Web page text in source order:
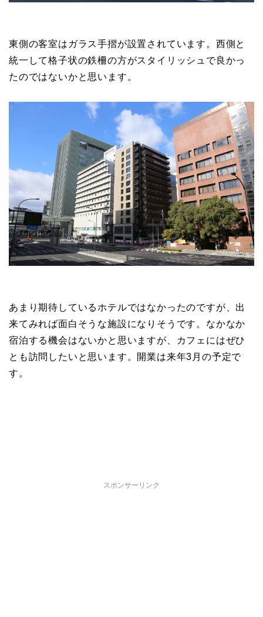
東側の客室はガラス手摺が設置されています。西側と
統一して格子状の鉄柵の方がスタイリッシュで良かっ
たのではないかと思います。
あまり期待しているホテルではなかったのですが、出
来てみれば面白そうな施設になりそうです。なかなか
宿泊する機会はないかと思いますが、カフェにはぜひ
とも訪問したいと思います。開業は来年3月の予定で
す。
スポンサーリンク